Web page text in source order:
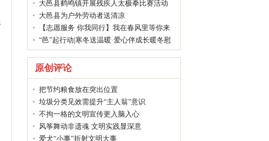
老人回家路
大邑县鹤鸣镇开展残疾人太极拳比赛活动
大邑县为户外劳动者送清凉
【志愿服务 你我同行】我在春风里等你来
“邑”起行动|寒冬送温暖·爱心伴成长暖冬慰
原创评论
把节约粮食放在突出位置
垃圾分类见效需提升“主人翁”意识
不拘一格的文明宣传更入脑入心
风筝舞动非遗魂 文明实践显深意
爱犬“小事”折射文明大事